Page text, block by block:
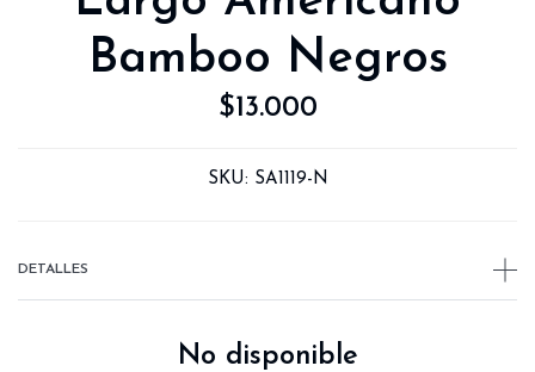
Bamboo Negros
$13.000
SKU: SA1119-N
DETALLES
No disponible